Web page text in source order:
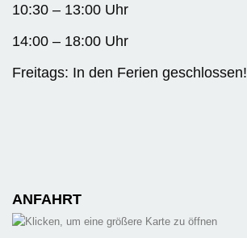
10:30 – 13:00 Uhr
14:00 – 18:00 Uhr
Freitags: In den Ferien geschlossen!
ANFAHRT